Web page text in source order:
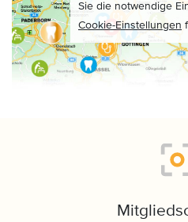
Sie die notwendige
Cookie-Einstellungen